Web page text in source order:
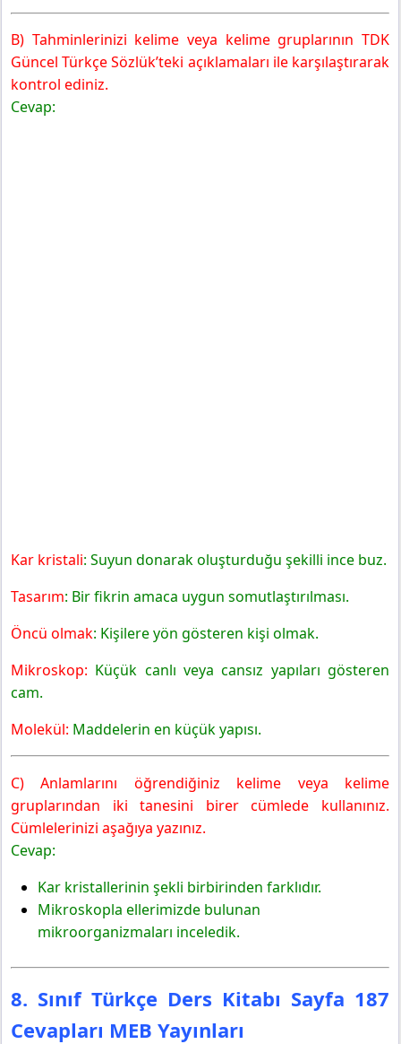
B) Tahminlerinizi kelime veya kelime gruplarının TDK
Güncel Türkçe Sözlük’teki açıklamaları ile karşılaştırarak
kontrol ediniz.
Cevap:
Kar kristali: Suyun donarak oluşturduğu şekilli ince buz.
Tasarım: Bir fikrin amaca uygun somutlaştırılması.
Öncü olmak: Kişilere yön gösteren kişi olmak.
Mikroskop: Küçük canlı veya cansız yapıları gösteren
cam.
Molekül: Maddelerin en küçük yapısı.
C) Anlamlarını öğrendiğiniz kelime veya kelime
gruplarından iki tanesini birer cümlede kullanınız.
Cümlelerinizi aşağıya yazınız.
Cevap:
Kar kristallerinin şekli birbirinden farklıdır.
Mikroskopla ellerimizde bulunan
mikroorganizmaları inceledik.
8. Sınıf Türkçe Ders Kitabı Sayfa 187
Cevapları MEB Yayınları